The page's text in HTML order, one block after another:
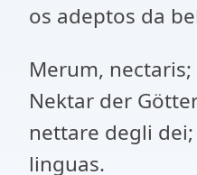
os adeptos da
Merum,
Nektar der
nettare degli
linguas.